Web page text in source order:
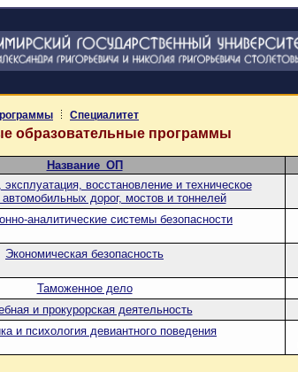
Специалитет
образовательные программы
Название_ОП
эксплуатация, восстановление и техническое
автомобильных дорог, мостов и тоннелей
аналитические системы безопасности
Экономическая безопасность
Таможенное дело
и прокурорская деятельность
и психология девиантного поведения